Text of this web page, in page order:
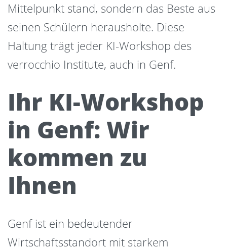
Mittelpunkt stand, sondern das Beste aus
seinen Schülern herausholte. Diese
Haltung trägt jeder KI-Workshop des
verrocchio Institute, auch in Genf.
Ihr KI-Workshop
in Genf: Wir
kommen zu
Ihnen
Genf ist ein bedeutender
Wirtschaftsstandort mit starkem